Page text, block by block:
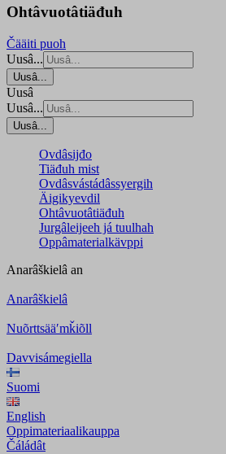
Ohtâvuotâtiäđuh
Čääiti puoh
Uusâ...
Uusâ...
Uusâ
Uusâ...
Uusâ...
Ovdâsijđo
Tiäđuh mist
Ovdâsvástádâssyergih
Äigikyevdil
Ohtâvuotâtiäđuh
Jurgâleijeeh já tuulhah
Oppâmaterialkävppi
Anarâškielâ an
Anarâškielâ
Nuõrttsääʹmǩiõll
Davvisámegiella
Suomi
English
Oppimateriaalikauppa
Čáládât